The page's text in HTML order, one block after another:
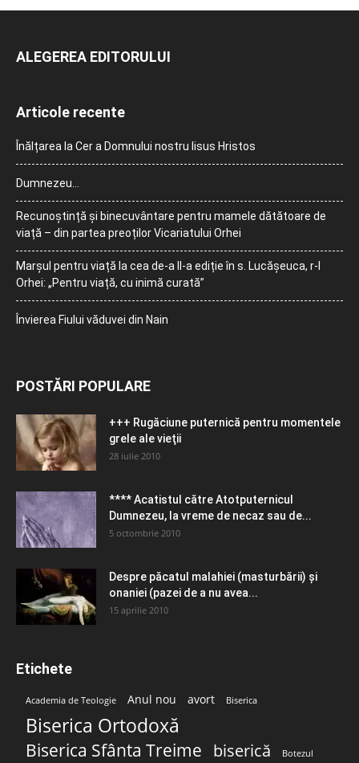
ALEGEREA EDITORULUI
Articole recente
Înălțarea la Cer a Domnului nostru Iisus Hristos
Dumnezeu…
Recunoștință și binecuvântare pentru mamele dătătoare de
viață – din partea preoților Vicariatului Orhei
Marșul pentru viață la cea de-a II-a ediție în s. Lucășeuca, r-l
Orhei: „Pentru viață, cu inimă curată”
Învierea Fiului văduvei din Nain
POSTĂRI POPULARE
+++ Rugăciune puternică pentru momentele
grele ale vieţii
28 iulie 2010
**** Acatistul către Atotputernicul
Dumnezeu, la vreme de necaz sau de...
5 octombrie 2010
Despre păcatul malahiei (masturbării) şi
onaniei (pazei de a nu avea...
15 aprilie 2010
Etichete
Academia de Teologie Anul nou avort Biserica
Biserica Ortodoxă
Biserica Sfânta Treime biserică Botezul